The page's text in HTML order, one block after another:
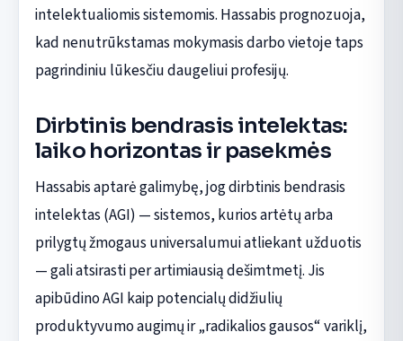
intelektualiomis sistemomis. Hassabis prognozuoja,
kad nenutrūkstamas mokymasis darbo vietoje taps
pagrindiniu lūkesčiu daugeliui profesijų.
Dirbtinis bendrasis intelektas:
laiko horizontas ir pasekmės
Hassabis aptarė galimybę, jog dirbtinis bendrasis
intelektas (AGI) — sistemos, kurios artėtų arba
prilygtų žmogaus universalumui atliekant užduotis
— gali atsirasti per artimiausią dešimtmetį. Jis
apibūdino AGI kaip potencialų didžiulių
produktyvumo augimų ir „radikalios gausos“ variklį,